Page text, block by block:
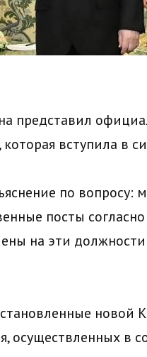
представил
вступила в
по вопросу:
посты
на эти
новой
осуществленных в